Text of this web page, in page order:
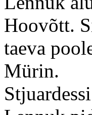
Hoovõtt.
taeva
Mürin.